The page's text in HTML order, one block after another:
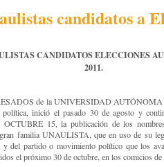
candidatos a
CANDIDATOS ELECCIONES
2011.
de la UNIVERSIDAD
política, inició el pasado 30 de agosto y
15, la publicación de los
familia UNAULISTA, que en uso de su
y del partido o movimiento político que los
el próximo 30 de octubre, en los comicios de